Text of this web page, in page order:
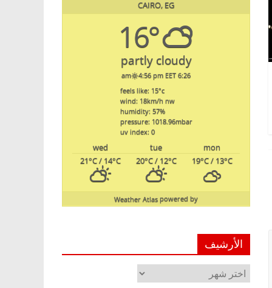
CAIRO, EG
16°
partly cloudy
6:26 am
4:56 pm EET
feels like: 15°c
wind: 18km/h nw
humidity: 57%
pressure: 1018.96mbar
uv index: 0
mon
tue
wed
19°C/ 13°C
20°C/ 12°C
21°C/ 14°C
powered by
Weather Atlas
الأرشيف
الأرشيف